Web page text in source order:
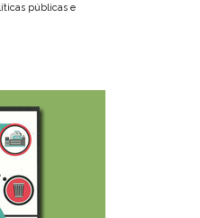
públicas e